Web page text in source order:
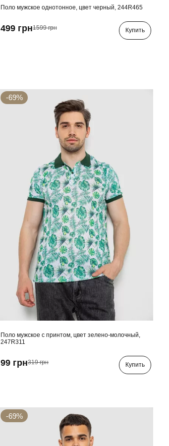
Поло мужское однотонное, цвет черный, 244R465
499 грн1599 грн Купить
-69%
Поло мужское с принтом, цвет зелено-молочный,
247R311
99 грн319 грн Купить
-69%